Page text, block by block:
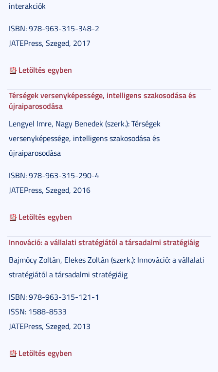
interakciók
ISBN: 978-963-315-348-2
JATEPress, Szeged, 2017
Letöltés egyben
Térségek versenyképessége, intelligens szakosodása és
újraiparosodása
Lengyel Imre, Nagy Benedek (szerk.): Térségek
versenyképessége, intelligens szakosodása és
újraiparosodása
ISBN: 978-963-315-290-4
JATEPress, Szeged, 2016
Letöltés egyben
Innováció: a vállalati stratégiától a társadalmi stratégiáig
Bajmócy Zoltán, Elekes Zoltán (szerk.): Innováció: a vállalati
stratégiától a társadalmi stratégiáig
ISBN: 978-963-315-121-1
ISSN: 1588-8533
JATEPress, Szeged, 2013
Letöltés egyben